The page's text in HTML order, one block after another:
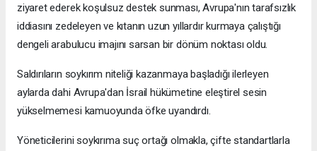
ziyaret ederek koşulsuz destek sunması, Avrupa'nın tarafsızlık
iddiasını zedeleyen ve kıtanın uzun yıllardır kurmaya çalıştığı
dengeli arabulucu imajını sarsan bir dönüm noktası oldu.
Saldırıların soykırım niteliği kazanmaya başladığı ilerleyen
aylarda dahi Avrupa'dan İsrail hükümetine eleştirel sesin
yükselmemesi kamuoyunda öfke uyandırdı.
Yöneticilerini soykırıma suç ortağı olmakla, çifte standartlarla